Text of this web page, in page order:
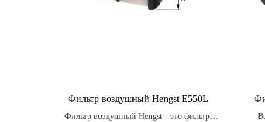
Фильтр воздушный Hengst E550L
Фильтр воздушный Hengst - это фильтр,